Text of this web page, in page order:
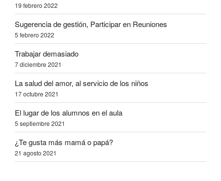
19 febrero 2022
Sugerencia de gestión, Participar en Reuniones
5 febrero 2022
Trabajar demasiado
7 diciembre 2021
La salud del amor, al servicio de los niños
17 octubre 2021
El lugar de los alumnos en el aula
5 septiembre 2021
¿Te gusta más mamá o papá?
21 agosto 2021